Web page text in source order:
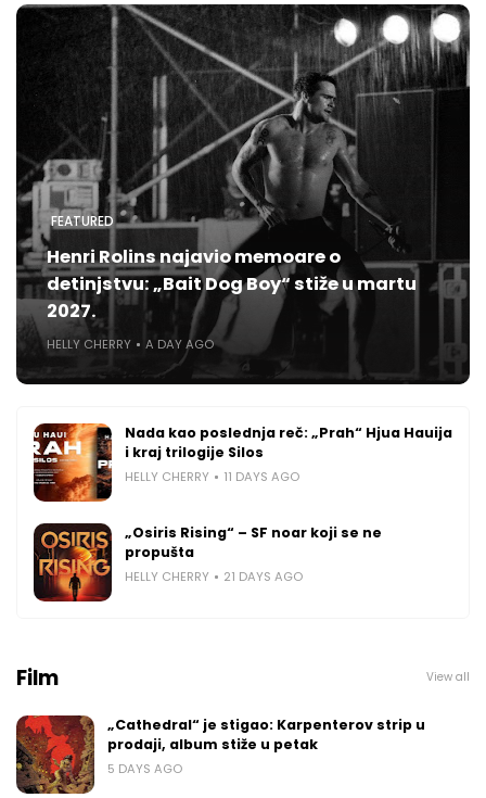
FEATURED
Henri Rolins najavio memoare o
detinjstvu: „Bait Dog Boy“ stiže u martu
2027.
HELLY CHERRY A DAY AGO
Nada kao poslednja reč: „Prah“ Hjua Hauija
i kraj trilogije Silos
HELLY CHERRY 11 DAYS AGO
„Osiris Rising“ – SF noar koji se ne
propušta
HELLY CHERRY 21 DAYS AGO
Film View all
„Cathedral“ je stigao: Karpenterov strip u
prodaji, album stiže u petak
5 DAYS AGO